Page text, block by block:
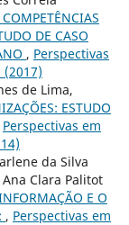
DE CASO
, Perspectivas
de Lima,
ESTUDO
Perspectivas em
da Silva
Clara Palitot
E O
, Perspectivas em